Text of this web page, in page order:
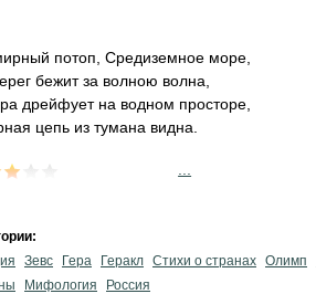
потоп, Средиземное море,
бежит за волною волна,
дрейфует на водном просторе,
цепь из тумана видна.
Зевс Гера Геракл Стихи о странах Олимп
Мифология Россия